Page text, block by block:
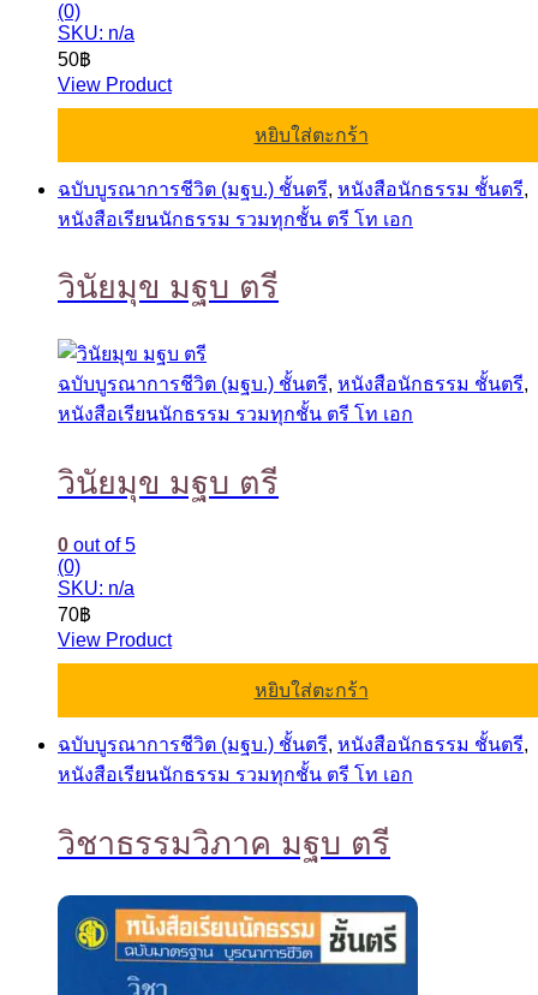
(0)
SKU: n/a
50฿
View Product
หยิบใส่ตะกร้า
ฉบับบูรณาการชีวิต (มฐบ.) ชั้นตรี, หนังสือนักธรรม ชั้นตรี,
หนังสือเรียนนักธรรม รวมทุกชั้น ตรี โท เอก
วินัยมุข มฐบ ตรี
ฉบับบูรณาการชีวิต (มฐบ.) ชั้นตรี, หนังสือนักธรรม ชั้นตรี,
หนังสือเรียนนักธรรม รวมทุกชั้น ตรี โท เอก
วินัยมุข มฐบ ตรี
0 out of 5
(0)
SKU: n/a
70฿
View Product
หยิบใส่ตะกร้า
ฉบับบูรณาการชีวิต (มฐบ.) ชั้นตรี, หนังสือนักธรรม ชั้นตรี,
หนังสือเรียนนักธรรม รวมทุกชั้น ตรี โท เอก
วิชาธรรมวิภาค มฐบ ตรี